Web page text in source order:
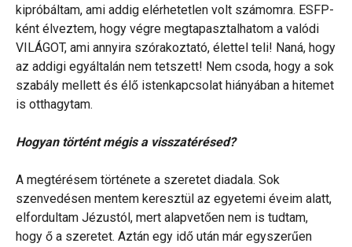
kipróbáltam, ami addig elérhetetlen volt számomra. ESFP-
ként élveztem, hogy végre megtapasztalhatom a valódi
VILÁGOT, ami annyira szórakoztató, élettel teli! Naná, hogy
az addigi egyáltalán nem tetszett! Nem csoda, hogy a sok
szabály mellett és élő istenkapcsolat hiányában a hitemet
is otthagytam.
Hogyan történt mégis a visszatérésed?
A megtérésem története a szeretet diadala. Sok
szenvedésen mentem keresztül az egyetemi éveim alatt,
elfordultam Jézustól, mert alapvetően nem is tudtam,
hogy ő a szeretet. Aztán egy idő után már egyszerűen